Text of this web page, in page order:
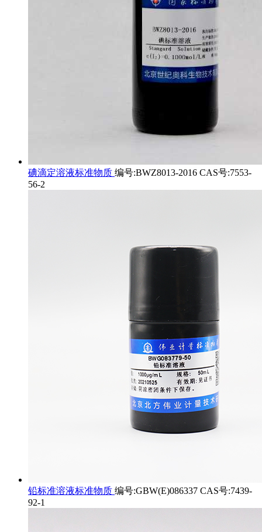
碘滴定溶液标准物质 编号:BWZ8013-2016 CAS号:7553-
56-2
铅标准溶液标准物质 编号:GBW(E)086337 CAS号:7439-
92-1